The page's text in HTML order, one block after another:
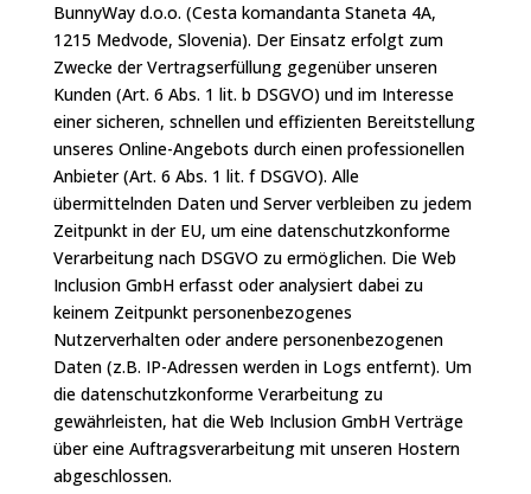
BunnyWay d.o.o. (Cesta komandanta Staneta 4A,
1215 Medvode, Slovenia). Der Einsatz erfolgt zum
Zwecke der Vertragserfüllung gegenüber unseren
Kunden (Art. 6 Abs. 1 lit. b DSGVO) und im Interesse
einer sicheren, schnellen und effizienten Bereitstellung
unseres Online-Angebots durch einen professionellen
Anbieter (Art. 6 Abs. 1 lit. f DSGVO). Alle
übermittelnden Daten und Server verbleiben zu jedem
Zeitpunkt in der EU, um eine datenschutzkonforme
Verarbeitung nach DSGVO zu ermöglichen. Die Web
Inclusion GmbH erfasst oder analysiert dabei zu
keinem Zeitpunkt personenbezogenes
Nutzerverhalten oder andere personenbezogenen
Daten (z.B. IP-Adressen werden in Logs entfernt). Um
die datenschutzkonforme Verarbeitung zu
gewährleisten, hat die Web Inclusion GmbH Verträge
über eine Auftragsverarbeitung mit unseren Hostern
abgeschlossen.